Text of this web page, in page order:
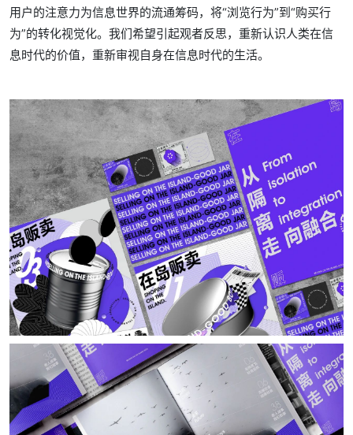
用户的注意力为信息世界的流通筹码，将“浏览行为”到“购买行
为”的转化视觉化。我们希望引起观者反思，重新认识人类在信
息时代的价值，重新审视自身在信息时代的生活。